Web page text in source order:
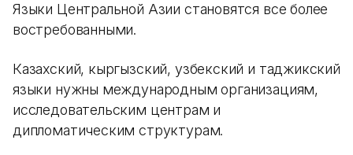
Языки Центральной Азии становятся все более
востребованными.
Казахский, кыргызский, узбекский и таджикский
языки нужны международным организациям,
исследовательским центрам и
дипломатическим структурам.